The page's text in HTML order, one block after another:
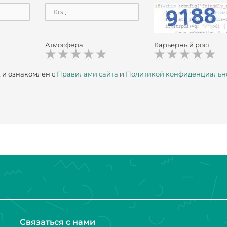
Атмосфера Карьерный рост
и ознакомлен с Правилами сайта и Политикой
Связаться с нами